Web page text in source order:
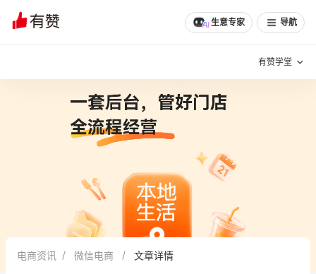
生意专家 导航
有赞学堂
增长方法
有赞专家说
新零售最佳实践
面对面聊增长
电商资讯 微信电商 文章详情